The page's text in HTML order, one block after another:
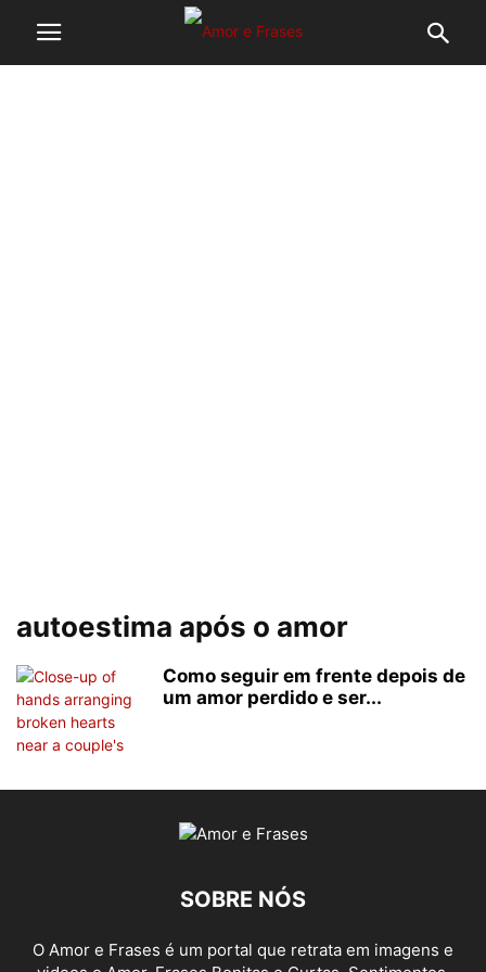
autoestima após o amor
Como seguir em frente depois de
um amor perdido e ser...
SOBRE NÓS
O Amor e Frases é um portal que retrata em imagens e